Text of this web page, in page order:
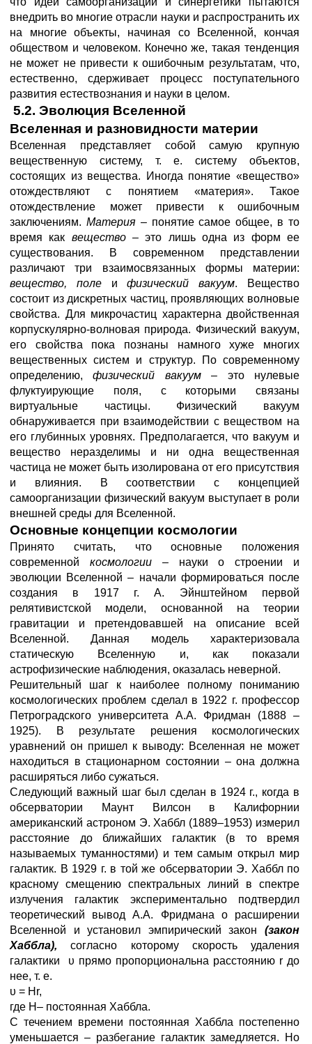
внедрить во многие отрасли науки и распространить их
на многие объекты, начиная со Вселенной, кончая
обществом и человеком. Конечно же, такая тенденция
не может не привести к ошибочным результатам, что,
естественно, сдерживает процесс поступательного
развития естествознания и науки в целом.
5.2. Эволюция Вселенной
Вселенная и разновидности материи
Вселенная представляет собой самую крупную
вещественную систему, т. е. систему объектов,
состоящих из вещества. Иногда понятие «вещество»
отождествляют с понятием «материя». Такое
отождествление может привести к ошибочным
заключениям. Материя– понятие самое общее, в то
время как вещество– это лишь одна из форм ее
существования. В современном представлении
различают три взаимосвязанных формы материи:
вещество, полеифизический вакуум. Вещество
состоит из дискретных частиц, проявляющих волновые
свойства. Для микрочастиц характерна двойственная
корпускулярно-волновая природа. Физический вакуум,
его свойства пока познаны намного хуже многих
вещественных систем и структур. По современному
определению,физический вакуум– это нулевые
флуктуирующие поля, с которыми связаны
виртуальные частицы. Физический вакуум
обнаруживается при взаимодействии с веществом на
его глубинных уровнях. Предполагается, что вакуум и
вещество неразделимы и ни одна вещественная
частица не может быть изолирована от его присутствия
и влияния. В соответствии с концепцией
самоорганизации физический вакуум выступает в роли
внешней среды для Вселенной.
Основные концепции космологии
Принято считать, что основные положения
современной космологии– науки о строении и
эволюции Вселенной – начали формироваться после
создания в 1917 г. А. Эйнштейном первой
релятивистской модели, основанной на теории
гравитации и претендовавшей на описание всей
Вселенной. Данная модель характеризовала
статическую Вселенную и, как показали
астрофизические наблюдения, оказалась неверной.
Решительный шаг к наиболее полному пониманию
космологических проблем сделал в 1922 г. профессор
Петроградского университета А.А. Фридман (1888 –
1925). В результате решения космологических
уравнений он пришел к выводу: Вселенная не может
находиться в стационарном состоянии – она должна
расширяться либо сужаться.
Следующий важный шаг был сделан в 1924 г., когда в
обсерватории Маунт Вилсон в Калифорнии
американский астроном Э. Хаббл (1889–1953) измерил
расстояние до ближайших галактик (в то время
называемых туманностями) и тем самым открыл мир
галактик. В 1929 г. в той же обсерватории Э. Хаббл по
красному смещению спектральных линий в спектре
излучения галактик экспериментально подтвердил
теоретический вывод А.А. Фридмана о расширении
Вселенной и установил эмпирический закон
(закон
Хаббла), согласно которому скорость удаления
галактики υ прямо пропорциональна расстоянию r до
нее, т. е.
υ = Hr,
где Н– постоянная Хаббла.
С течением времени постоянная Хаббла постепенно
уменьшается – разбегание галактик замедляется. Но